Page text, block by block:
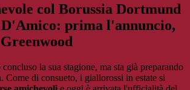
col Borussia Dortmund
prima l'annuncio,
concluso la sua stagione, ma sta già preparando
Come di consueto, i giallorossi in estate si